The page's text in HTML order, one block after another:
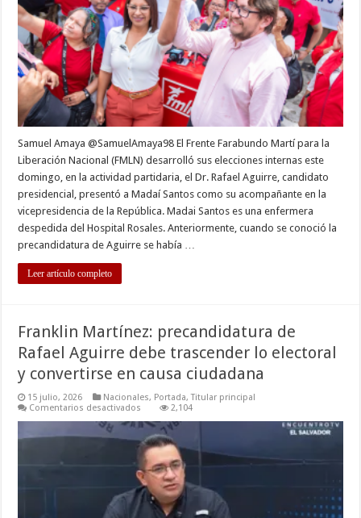
en:
salud,
Samuel Amaya @SamuelAmaya98 El Frente Farabundo Martí para la
Liberación Nacional (FMLN) desarrolló sus elecciones internas este
domingo, en la actividad partidaria, el Dr. Rafael Aguirre, candidato
presidencial, presentó a Madaí Santos como su acompañante en la
vicepresidencia de la República. Madai Santos es una enfermera
despedida del Hospital Rosales. Anteriormente, cuando se conoció la
precandidatura de Aguirre se había …
Leer artículo completo
Franklin Martínez: precandidatura de
Rafael Aguirre debe trascender lo electoral
y convertirse en causa ciudadana
15 julio, 2026 Nacionales, Portada,Titular principal
Comentarios desactivados
Martínez:
precandidatura
de
Rafael
Aguirre
debe
trascender
lo
electoral
2,104